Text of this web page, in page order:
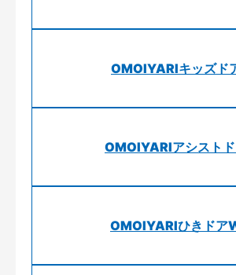
OMOIYARIキッズド
OMOIYARIアシスト
OMOIYARIひきドア